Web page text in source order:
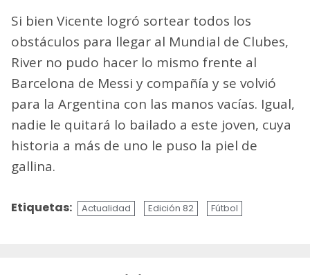
Si bien Vicente logró sortear todos los
obstáculos para llegar al Mundial de Clubes,
River no pudo hacer lo mismo frente al
Barcelona de Messi y compañía y se volvió
para la Argentina con las manos vacías. Igual,
nadie le quitará lo bailado a este joven, cuya
historia a más de uno le puso la piel de
gallina.
Etiquetas: Actualidad Edición 82 Fútbol